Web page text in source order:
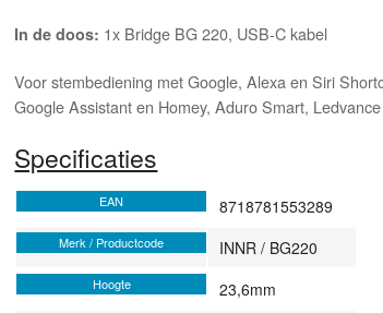
In de doos: 1x Bridge BG 220, USB-C kabel
Voor stembediening met Google, Alexa en Siri
Google Assistant en Homey, Aduro Smart,
Specificaties
EAN 8718781553289
Merk / Productcode INNR / BG220
Hoogte 23,6mm